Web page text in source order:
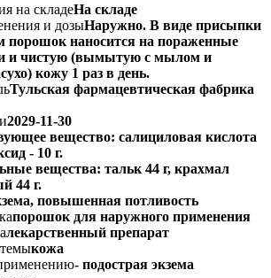
на складеНа складе
и дозыНаружно. В виде присыпки
порошок наносится на пораженные
и чистую (вымытую с мылом и
кожу 1 раз в день.
Тульская фармацевтическая фабрика
2029-11-30
вещество: салициловая кислота
- 10 г.
вещества: тальк 44 г, крахмал
44 г.
повышенная потливость
порошок для наружного применения
лекарственный препарат
кожа
- подострая экзема